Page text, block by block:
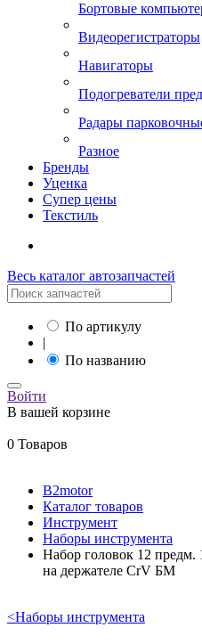
Бортовые
Видеорегистраторы
Навигаторы
Подогреватели
Радары
Разное
Бренды
Уценка
Супер цены
Текстиль
Весь каталог автозапчастей
По артикулу
|
По названию
Войти
В вашей корзине
0 Товаров
B2motor
Каталог товаров
Инструмент
Наборы инструмента
Набор головок 12 предм.
на держателе CrV БМ
<Наборы инструмента